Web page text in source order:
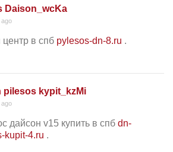
Daison_wcKa
ago
центр в спб pylesos-dn-8.ru .
pilesos kypit_kzMi
ago
дайсон v15 купить в спб dn-
kupit-4.ru .